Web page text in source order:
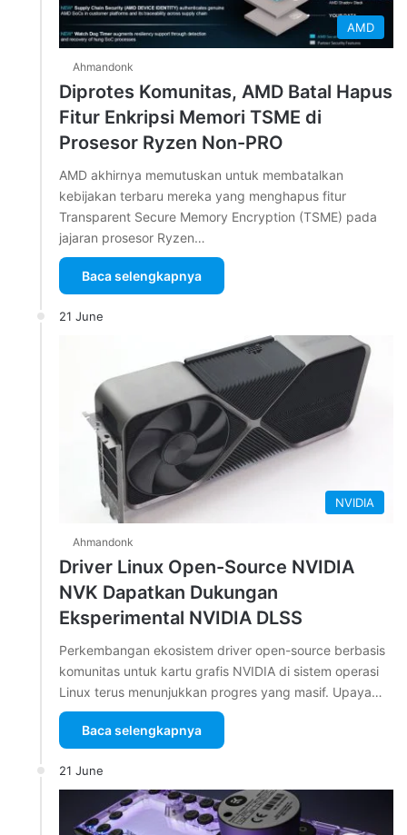
AMD
Ahmandonk
Diprotes Komunitas, AMD Batal Hapus
Fitur Enkripsi Memori TSME di
Prosesor Ryzen Non-PRO
AMD akhirnya memutuskan untuk membatalkan
kebijakan terbaru mereka yang menghapus fitur
Transparent Secure Memory Encryption (TSME) pada
jajaran prosesor Ryzen…
Baca selengkapnya
21 June
NVIDIA
Ahmandonk
Driver Linux Open-Source NVIDIA
NVK Dapatkan Dukungan
Eksperimental NVIDIA DLSS
Perkembangan ekosistem driver open-source berbasis
komunitas untuk kartu grafis NVIDIA di sistem operasi
Linux terus menunjukkan progres yang masif. Upaya…
Baca selengkapnya
21 June